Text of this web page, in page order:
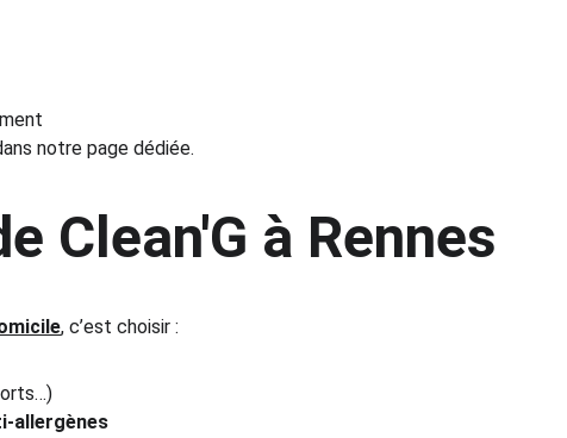
notre page dédiée.
Clean'G à Rennes
, c’est choisir :
allergènes